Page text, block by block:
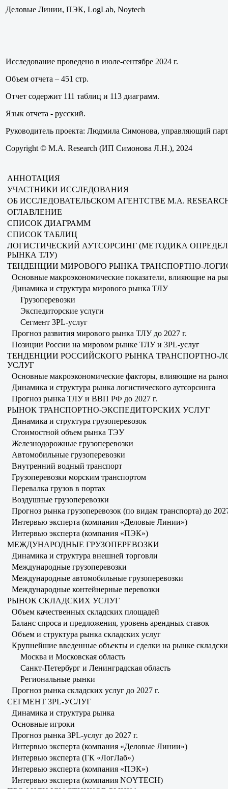
Деловые Линии, ПЭК, LogLab, Noytech
Исследование проведено в июле-сентябре 2024 г.
Объем отчета – 451 стр.
Отчет содержит 111 таблиц и 113 диаграмм.
Язык отчета - русский.
Руководитель проекта: Людмила Симонова, управляющий
Copyright © M.A. Research (ИП Симонова Л.Н.), 2024
АННОТАЦИЯ
УЧАСТНИКИ ИССЛЕДОВАНИЯ
ОБ ИССЛЕДОВАТЕЛЬСКОМ АГЕНТСТВЕ M.A.
ОГЛАВЛЕНИЕ
СПИСОК ДИАГРАММ
СПИСОК ТАБЛИЦ
ЛОГИСТИЧЕСКИЙ АУТСОРСИНГ (МЕТОДИКА
РЫНКА ТЛУ)
ТЕНДЕНЦИИ МИРОВОГО РЫНКА ТРАНСПОРТНО-
Основные макроэкономические показатели, влияющие на
Динамика и структура мирового рынка ТЛУ
Грузоперевозки
Экспедиторские услуги
Сегмент 3PL-услуг
Прогноз развития мирового рынка ТЛУ до 2027 г.
Позиции России на мировом рынке ТЛУ и 3PL-услуг
ТЕНДЕНЦИИ РОССИЙСКОГО РЫНКА ТРАНСПОРТНО-
УСЛУГ
Основные макроэкономические факторы, влияющие на
Динамика и структура рынка логистического аутсорсинга
Прогноз рынка ТЛУ и ВВП РФ до 2027 г.
РЫНОК ТРАНСПОРТНО-ЭКСПЕДИТОРСКИХ УСЛУГ
Динамика и структура грузоперевозок
Стоимостной объем рынка ТЭУ
Железнодорожные грузоперевозки
Автомобильные грузоперевозки
Внутренний водный транспорт
Грузоперевозки морским транспортом
Перевалка грузов в портах
Воздушные грузоперевозки
Прогноз рынка грузоперевозок (по видам транспорта) до
Интервью эксперта (компания «Деловые Линии»)
Интервью эксперта (компания «ПЭК»)
МЕЖДУНАРОДНЫЕ ГРУЗОПЕРЕВОЗКИ
Динамика и структура внешней торговли
Международные грузоперевозки
Международные автомобильные грузоперевозки
Международные контейнерные перевозки
РЫНОК СКЛАДСКИХ УСЛУГ
Объем качественных складских площадей
Баланс спроса и предложения, уровень арендных ставок
Объем и структура рынка складских услуг
Крупнейшие введенные объекты и сделки на рынке
Москва и Московская область
Санкт-Петербург и Ленинградская область
Региональные рынки
Прогноз рынка складских услуг до 2027 г.
СЕГМЕНТ 3PL-УСЛУГ
Динамика и структура рынка
Основные игроки
Прогноз рынка 3PL-услуг до 2027 г.
Интервью эксперта (компания «Деловые Линии»)
Интервью эксперта (ГК «ЛогЛаб»)
Интервью эксперта (компания «ПЭК»)
Интервью эксперта (компания NOYTECH)